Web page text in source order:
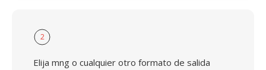
2
Elija mng o cualquier otro formato de salida